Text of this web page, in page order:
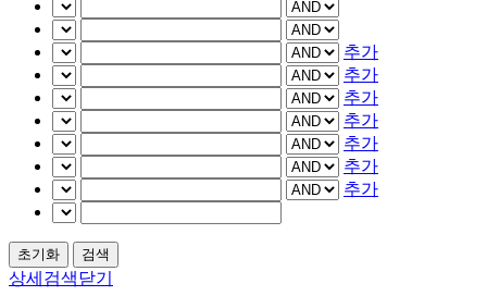
추가
추가
추가
추가
추가
추가
추가
상세검색닫기